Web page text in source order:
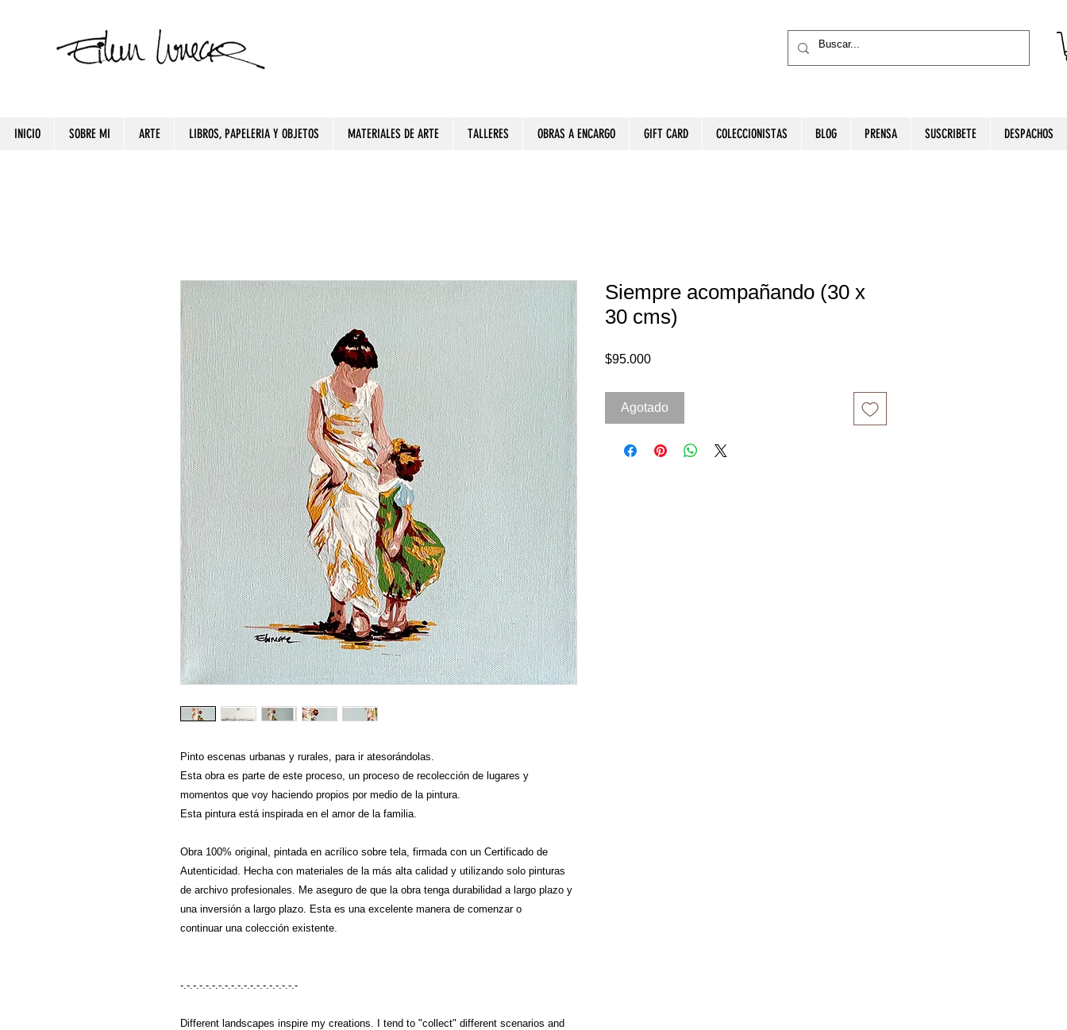
INICIO SOBRE MI ARTE LIBROS, PAPELERIA Y OBJETOS MATERIALES DE ARTE TALLERES OBRAS A ENCARGO GIFT CARD COLECCIONISTAS BLOG PRENSA SUSCRIBETE DESPACHOS
Pinto escenas urbanas y rurales, para ir atesorándolas.
Esta obra es parte de este proceso, un proceso de recolección de lugares y
momentos que voy haciendo propios por medio de la pintura.
Esta pintura está inspirada en el amor de la familia.
Obra 100% original, pintada en acrílico sobre tela, firmada con un Certificado de
Autenticidad. Hecha con materiales de la más alta calidad y utilizando solo pinturas
de archivo profesionales. Me aseguro de que la obra tenga durabilidad a largo plazo y
una inversión a largo plazo. Esta es una excelente manera de comenzar o
continuar una colección existente.
-.-.-.-.-.-.-.-.-.-.-.-.-.-.-.-.-.-.-
Different landscapes inspire my creations. I tend to "collect" different scenarios and
Siempre acompañando (30 x
30 cms)
$95.000Precio
Agotado